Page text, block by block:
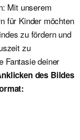
Mit unserem
für Kinder möchten
zu fördern und
zu
Fantasie deiner
des Bildes